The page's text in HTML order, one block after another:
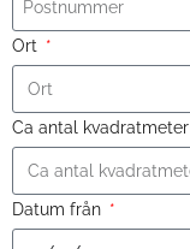
Ort
Ca antal kvadratmeter
Datum från